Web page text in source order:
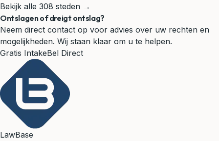
Bekijk alle 308 steden →
Ontslagen of dreigt ontslag?
Neem direct contact op voor advies over uw rechten en
mogelijkheden. Wij staan klaar om u te helpen.
Gratis IntakeBel Direct
LawBase